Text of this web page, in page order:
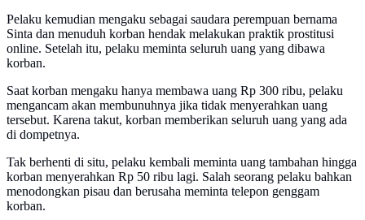
Pelaku kemudian mengaku sebagai saudara perempuan bernama
Sinta dan menuduh korban hendak melakukan praktik prostitusi
online. Setelah itu, pelaku meminta seluruh uang yang dibawa
korban.
Saat korban mengaku hanya membawa uang Rp 300 ribu, pelaku
mengancam akan membunuhnya jika tidak menyerahkan uang
tersebut. Karena takut, korban memberikan seluruh uang yang ada
di dompetnya.
Tak berhenti di situ, pelaku kembali meminta uang tambahan hingga
korban menyerahkan Rp 50 ribu lagi. Salah seorang pelaku bahkan
menodongkan pisau dan berusaha meminta telepon genggam
korban.